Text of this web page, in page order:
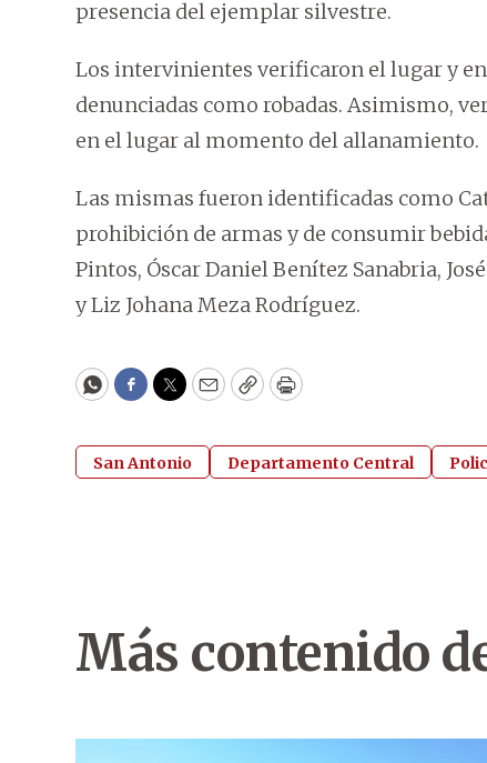
presencia del ejemplar silvestre.
Los intervinientes verificaron el lugar y
denunciadas como robadas. Asimismo,
en el lugar al momento del allanamiento.
Las mismas fueron identificadas como
prohibición de armas y de consumir
Pintos, Óscar Daniel Benítez Sanabria,
y Liz Johana Meza Rodríguez.
WhatsApp
Facebook
Twitter
EmailCopyPrint
San Antonio Departamento Central
Más contenido